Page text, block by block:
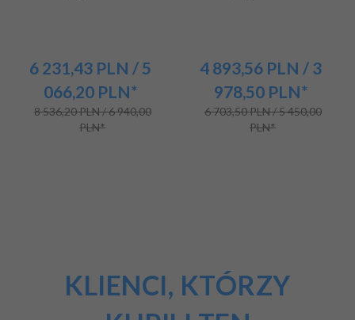
6 231,43 PLN / 5
066,20 PLN*
8 536,20 PLN / 6 940,00
PLN*
4 893,56 PLN / 3
978,50 PLN*
6 703,50 PLN / 5 450,00
PLN*
KLIENCI, KTÓRZY